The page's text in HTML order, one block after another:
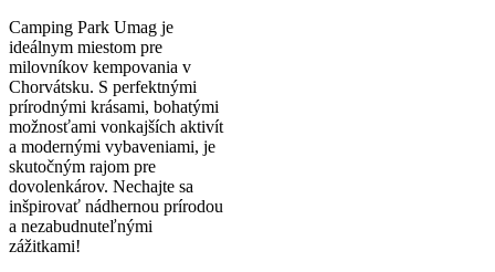
Camping Park Umag je
ideálnym miestom pre
milovníkov kempovania v
Chorvátsku. S perfektnými
prírodnými krásami, bohatými
možnosťami vonkajších aktivít
a modernými vybaveniami, je
skutočným rajom pre
dovolenkárov. Nechajte sa
inšpirovať nádhernou prírodou
a nezabudnuteľnými
zážitkami!